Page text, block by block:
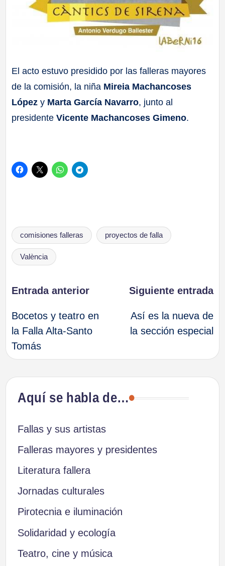
El acto estuvo presidido por las falleras mayores
de la comisión, la niña Mireia Machancoses
López y Marta García Navarro, junto al
presidenteVicente Machancoses Gimeno.
Etiquetas:
comisiones falleras proyectos de falla
València
Navegación
de
entradas
Entrada anterior
Bocetos y teatro en
la Falla Alta-Santo
Tomás
Siguiente entrada
Así es la nueva de
la sección especial
Aquí se habla de…
Fallas y sus artistas
Falleras mayores y presidentes
Literatura fallera
Jornadas culturales
Pirotecnia e iluminación
Solidaridad y ecología
Teatro, cine y música